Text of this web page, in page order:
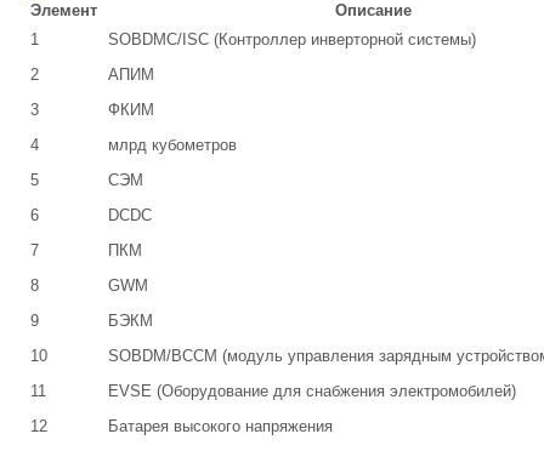
Элемент
Описание
1
SOBDMC/ISC (Контроллер инверторной системы)
2
АПИМ
3
ФКИМ
4
млрд кубометров
5
СЭМ
6
DCDC
7
ПКМ
8
GWM
9
БЭКМ
10
SOBDM/BCCM (модуль управления зарядным
11
EVSE (Оборудование для снабжения электромобилей)
12
Батарея высокого напряжения